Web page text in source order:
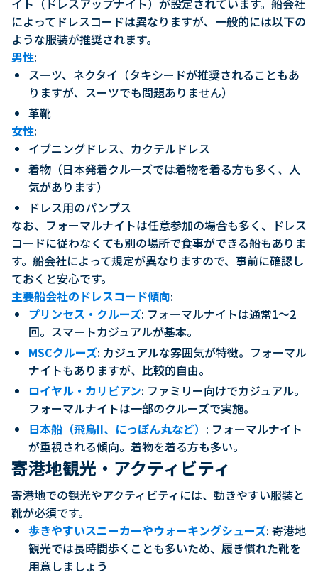
イト（ドレスアップナイト）が設定されています。船会社
によってドレスコードは異なりますが、一般的には以下の
ような服装が推奨されます。
男性:
スーツ、ネクタイ（タキシードが推奨されることもあ
りますが、スーツでも問題ありません）
革靴
女性:
イブニングドレス、カクテルドレス
着物（日本発着クルーズでは着物を着る方も多く、人
気があります）
ドレス用のパンプス
なお、フォーマルナイトは任意参加の場合も多く、ドレス
コードに従わなくても別の場所で食事ができる船もありま
す。船会社によって規定が異なりますので、事前に確認し
ておくと安心です。
主要船会社のドレスコード傾向:
プリンセス・クルーズ: フォーマルナイトは通常1〜2
回。スマートカジュアルが基本。
MSCクルーズ: カジュアルな雰囲気が特徴。フォーマル
ナイトもありますが、比較的自由。
ロイヤル・カリビアン: ファミリー向けでカジュアル。
フォーマルナイトは一部のクルーズで実施。
日本船（飛鳥II、にっぽん丸など） : フォーマルナイト
が重視される傾向。着物を着る方も多い。
寄港地観光・アクティビティ
寄港地での観光やアクティビティには、動きやすい服装と
靴が必須です。
歩きやすいスニーカーやウォーキングシューズ: 寄港地
観光では長時間歩くことも多いため、履き慣れた靴を
用意しましょう